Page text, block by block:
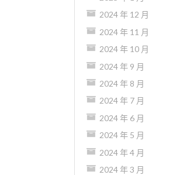
2024 年 12 月
2024 年 11 月
2024 年 10 月
2024 年 9 月
2024 年 8 月
2024 年 7 月
2024 年 6 月
2024 年 5 月
2024 年 4 月
2024 年 3 月